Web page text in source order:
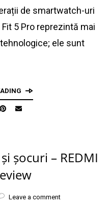
de smartwatch-uri
5 Pro reprezintă mai
ele sunt
șocuri – REDMI
Leave a comment